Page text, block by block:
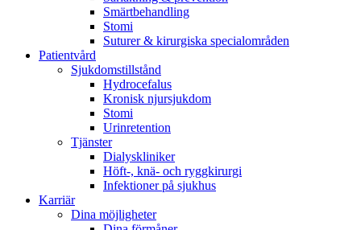
Smärtbehandling
Stomi
Suturer & kirurgiska specialområden
Patientvård
Sjukdomstillstånd
Hydrocefalus
Kronisk njursjukdom
Stomi
Urinretention
Tjänster
Dialyskliniker
Höft-, knä- och ryggkirurgi
Infektioner på sjukhus
Karriär
Dina möjligheter